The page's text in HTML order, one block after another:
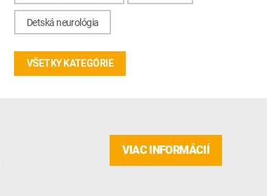
Detská neurológia
VŠETKY KATEGÓRIE
VIAC INFORMÁCIÍ